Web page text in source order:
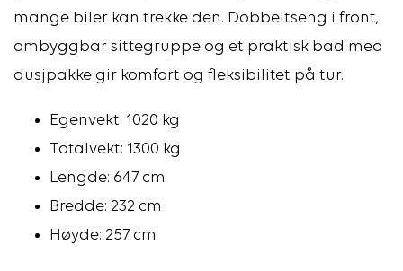
mange biler kan trekke den. Dobbeltseng i front,
ombyggbar sittegruppe og et praktisk bad med
dusjpakke gir komfort og fleksibilitet på tur.
Egenvekt: 1020 kg
Totalvekt: 1300 kg
Lengde: 647 cm
Bredde: 232 cm
Høyde: 257 cm